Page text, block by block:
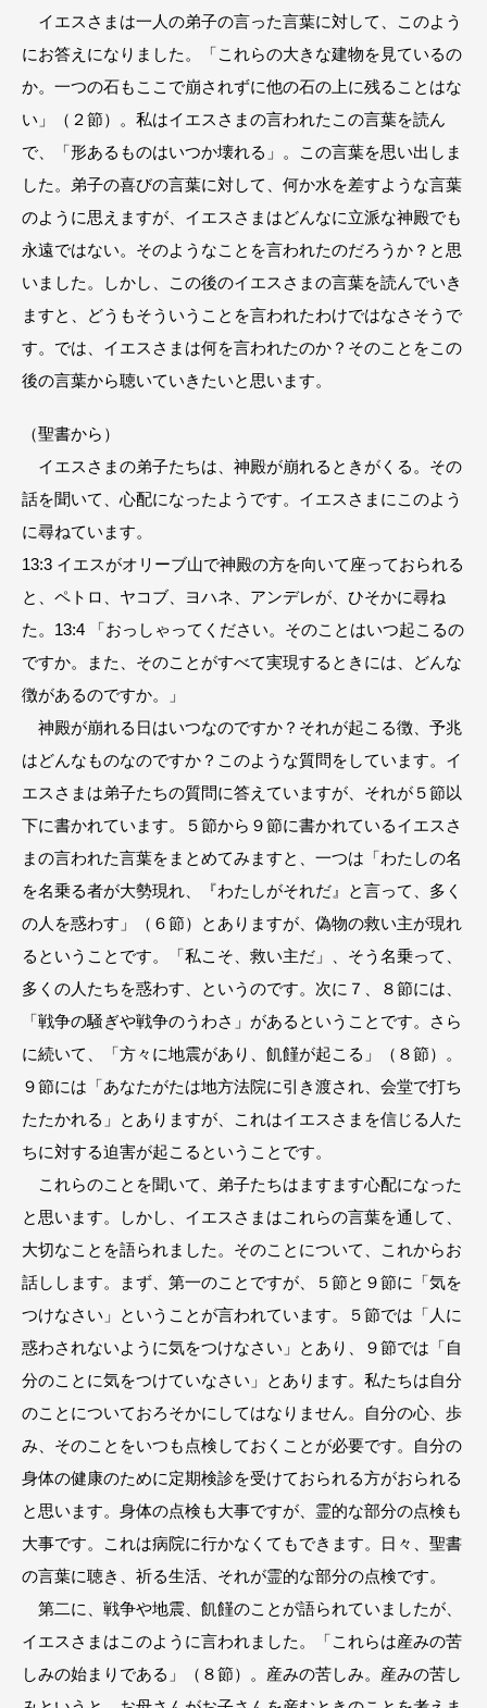
イエスさまは一人の弟子の言った言葉に対して、このよう
にお答えになりました。「これらの大きな建物を見ているの
か。一つの石もここで崩されずに他の石の上に残ることはな
い」（２節）。私はイエスさまの言われたこの言葉を読ん
で、「形あるものはいつか壊れる」。この言葉を思い出しま
した。弟子の喜びの言葉に対して、何か水を差すような言葉
のように思えますが、イエスさまはどんなに立派な神殿でも
永遠ではない。そのようなことを言われたのだろうか？と思
いました。しかし、この後のイエスさまの言葉を読んでいき
ますと、どうもそういうことを言われたわけではなさそうで
す。では、イエスさまは何を言われたのか？そのことをこの
後の言葉から聴いていきたいと思います。
（聖書から）
イエスさまの弟子たちは、神殿が崩れるときがくる。その
話を聞いて、心配になったようです。イエスさまにこのよう
に尋ねています。
13:3 イエスがオリーブ山で神殿の方を向いて座っておられる
と、ペトロ、ヤコブ、ヨハネ、アンデレが、ひそかに尋ね
た。13:4 「おっしゃってください。そのことはいつ起こるの
ですか。また、そのことがすべて実現するときには、どんな
徴があるのですか。」
神殿が崩れる日はいつなのですか？それが起こる徴、予兆
はどんなものなのですか？このような質問をしています。イ
エスさまは弟子たちの質問に答えていますが、それが５節以
下に書かれています。５節から９節に書かれているイエスさ
まの言われた言葉をまとめてみますと、一つは「わたしの名
を名乗る者が大勢現れ、『わたしがそれだ』と言って、多く
の人を惑わす」（６節）とありますが、偽物の救い主が現れ
るということです。「私こそ、救い主だ」、そう名乗って、
多くの人たちを惑わす、というのです。次に７、８節には、
「戦争の騒ぎや戦争のうわさ」があるということです。さら
に続いて、「方々に地震があり、飢饉が起こる」（８節）。
９節には「あなたがたは地方法院に引き渡され、会堂で打ち
たたかれる」とありますが、これはイエスさまを信じる人た
ちに対する迫害が起こるということです。
これらのことを聞いて、弟子たちはますます心配になった
と思います。しかし、イエスさまはこれらの言葉を通して、
大切なことを語られました。そのことについて、これからお
話しします。まず、第一のことですが、５節と９節に「気を
つけなさい」ということが言われています。５節では「人に
惑わされないように気をつけなさい」とあり、９節では「自
分のことに気をつけていなさい」とあります。私たちは自分
のことについておろそかにしてはなりません。自分の心、歩
み、そのことをいつも点検しておくことが必要です。自分の
身体の健康のために定期検診を受けておられる方がおられる
と思います。身体の点検も大事ですが、霊的な部分の点検も
大事です。これは病院に行かなくてもできます。日々、聖書
の言葉に聴き、祈る生活、それが霊的な部分の点検です。
第二に、戦争や地震、飢饉のことが語られていましたが、
イエスさまはこのように言われました。「これらは産みの苦
しみの始まりである」（８節）。産みの苦しみ。産みの苦し